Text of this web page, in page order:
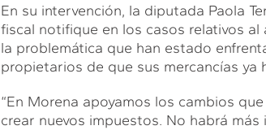
En su intervención, la diputada Paola
fiscal notifique en los casos relativos
la problemática que han estado
propietarios de que sus mercancías ya
“En Morena apoyamos los cambios
crear nuevos impuestos. No habrá